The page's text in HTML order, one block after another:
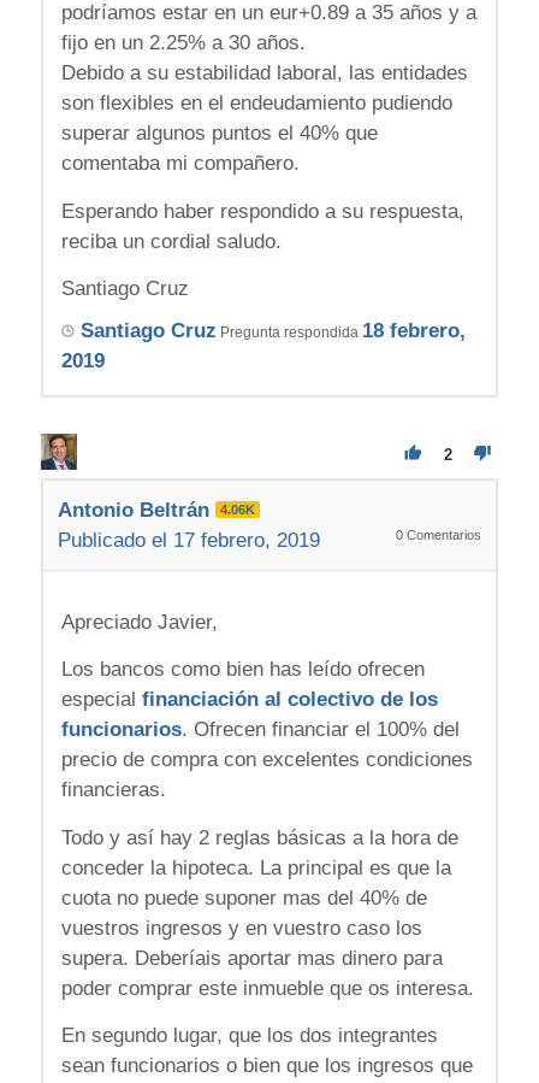
podríamos estar en un eur+0.89 a 35 años y a
fijo en un 2.25% a 30 años.
Debido a su estabilidad laboral, las entidades
son flexibles en el endeudamiento pudiendo
superar algunos puntos el 40% que
comentaba mi compañero.
Esperando haber respondido a su respuesta,
reciba un cordial saludo.
Santiago Cruz
Santiago Cruz Pregunta respondida 18 febrero,
2019
2
Antonio Beltrán 4.06K
Publicado el 17 febrero, 2019 0 Comentarios
Apreciado Javier,
Los bancos como bien has leído ofrecen
especial financiación al colectivo de los
funcionarios. Ofrecen financiar el 100% del
precio de compra con excelentes condiciones
financieras.
Todo y así hay 2 reglas básicas a la hora de
conceder la hipoteca. La principal es que la
cuota no puede suponer mas del 40% de
vuestros ingresos y en vuestro caso los
supera. Deberíais aportar mas dinero para
poder comprar este inmueble que os interesa.
En segundo lugar, que los dos integrantes
sean funcionarios o bien que los ingresos que